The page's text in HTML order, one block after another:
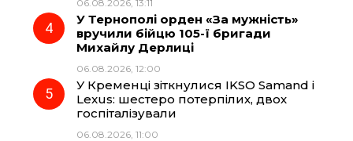
06.08.2026, 13:11
У Тернополі орден «За мужність»
вручили бійцю 105-ї бригади
Михайлу Дерлиці
06.08.2026, 12:00
У Кременці зіткнулися IKSO Samand і
Lexus: шестеро потерпілих, двох
госпіталізували
06.08.2026, 11:00